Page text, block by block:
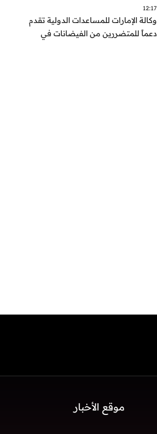
12:17
وكالة الإمارات للمساعدات الدولية تقدم
دعماً للمتضررين من الفيضانات في
موقع الأخبار